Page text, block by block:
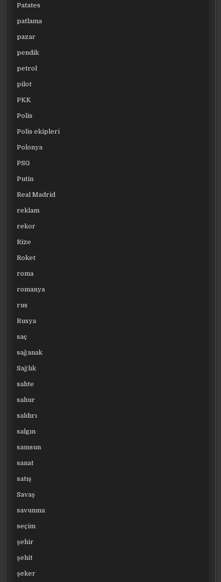
Patates
patlama
pazar
pendik
petrol
pilot
PKK
Polis
Polis ekipleri
Polonya
PSG
Putin
Real Madrid
reklam
rekor
Rize
Roket
roma
romanya
rus
Rusya
saç
sağanak
Sağlık
sahte
sahur
saldırı
salgın
samsun
sanat
satış
Savaş
savunma
seçim
şehir
şehit
şeker